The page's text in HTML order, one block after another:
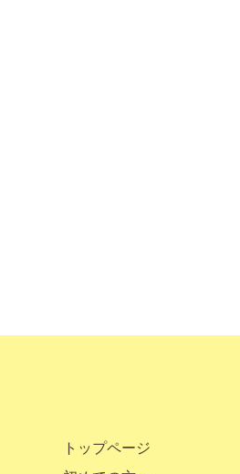
トップページ